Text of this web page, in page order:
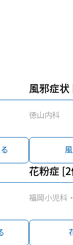
風邪症状
徳山内科
花粉症
福岡小児科